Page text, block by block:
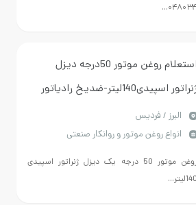
استعلام روغن موتور 50درجه دیزل
ژنراتور اسپیدی140لیتر-ضدیخ رادیاتور
دیزل اسپیدی100لیتر-مکمل نشتی
گیررادیاتور کی تو 4تانیم لیتر-روغن
20لیتر
/ فردیس
روغن موتور و روانکار صنعتی
روغن موتور 50 درجه یک دیزل ژنراتور اسپیدی